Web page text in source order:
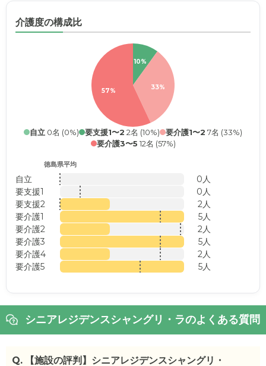
介護度の構成比
10%
33%
57%
自立 0名 (0%) 要支援1〜2 2名 (10%) 要介護1〜2 7名 (33%)
要介護3〜5 12名 (57%)
徳島県平均
自立
0人
要支援1
0人
要支援2
2人
要介護1
5人
要介護2
2人
要介護3
5人
要介護4
2人
要介護5
5人
シニアレジデンスシャングリ・ラのよくある質問
Q. 【施設の評判】シニアレジデンスシャングリ・